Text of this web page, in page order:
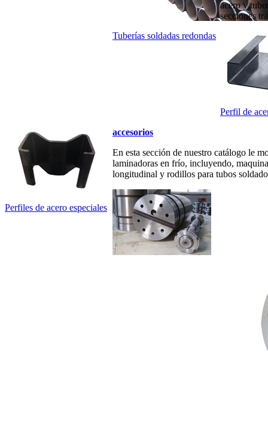
Tuberías soldadas redondas
acero y
secciones
Perfil de
Perfiles de acero especiales
accesorios
En esta sección de nuestro catálogo le
laminadoras en frío, incluyendo,
longitudinal y rodillos para tubos